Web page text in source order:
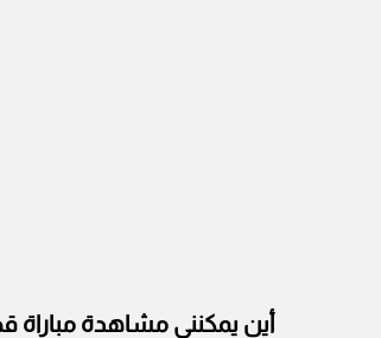
أين يمكنني مشاهدة مباراة